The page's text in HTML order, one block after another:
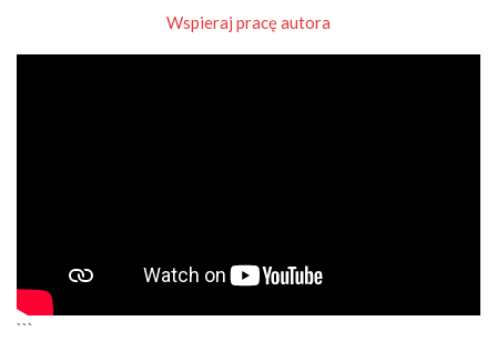
Wspieraj pracę autora
```